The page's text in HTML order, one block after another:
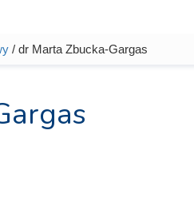
/ dr Marta Zbucka-Gargas